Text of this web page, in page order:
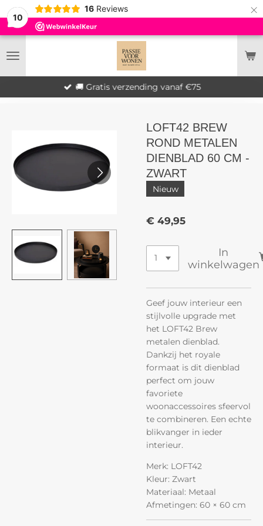
10
16 Reviews ×
🚚 Gratis verzending vanaf €75
LOFT42 BREW
ROND METALEN
DIENBLAD 60 CM -
ZWART
Nieuw
€ 49,95
In
winkelwagen
Geef jouw interieur een
stijlvolle upgrade met
het LOFT42 Brew
metalen dienblad.
Dankzij het royale
formaat is dit dienblad
perfect om jouw
favoriete
woonaccessoires sfeervol
te combineren. Een echte
blikvanger in ieder
interieur.
Merk: LOFT42
Kleur: Zwart
Materiaal: Metaal
Afmetingen: 60 × 60 cm